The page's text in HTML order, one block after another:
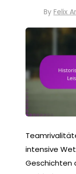
By Felix
intensive
Geschichten